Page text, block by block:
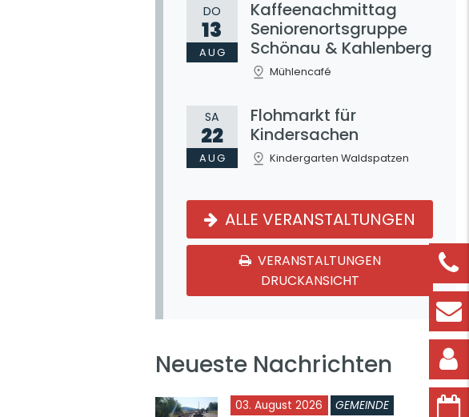
DO
13
AUG
Kaffeenachmittag
Seniorenortsgruppe
Schönau & Kahlenberg
Mühlencafé
SA
22
AUG
Flohmarkt für
Kindersachen
Kindergarten Waldspatzen
ALLE VERANSTALTUNGEN
VERANSTALTUNGEN
DRUCKANSICHT
Neueste Nachrichten
03. August 2026 GEMEINDE